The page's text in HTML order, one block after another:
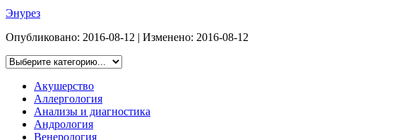
Энурез
Опубликовано: 2016-08-12 | Изменено: 2016-08-12
Акушерство
Аллергология
Анализы и диагностика
Андрология
Венерология